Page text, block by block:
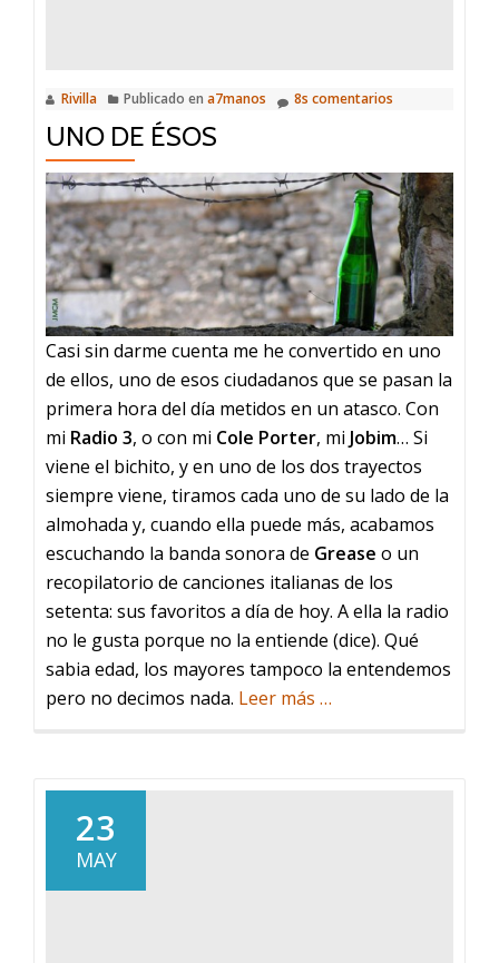
Rivilla Publicado en a7manos 8s comentarios
UNO DE ÉSOS
Casi sin darme cuenta me he convertido en uno
de ellos, uno de esos ciudadanos que se pasan la
primera hora del día metidos en un atasco. Con
mi Radio 3, o con mi Cole Porter, mi Jobim… Si
viene el bichito, y en uno de los dos trayectos
siempre viene, tiramos cada uno de su lado de la
almohada y, cuando ella puede más, acabamos
escuchando la banda sonora de Grease o un
recopilatorio de canciones italianas de los
setenta: sus favoritos a día de hoy. A ella la radio
no le gusta porque no la entiende (dice). Qué
sabia edad, los mayores tampoco la entendemos
pero no decimos nada. Leer más acerca
…
23
MAY